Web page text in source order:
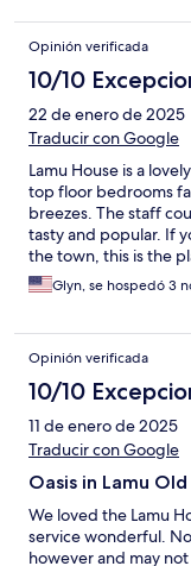
Opinión verificada
10/10
22 de enero de 2025
Traducir con Google
Lamu House is a
top floor bedrooms
breezes. The staff
tasty and popular. If
the town, this is the
establishment like the
Glyn, se hospedó 3
Opinión verificada
10/10
11 de enero de 2025
Traducir con Google
Oasis in Lamu
We loved the Lamu
service wonderful.
however and may